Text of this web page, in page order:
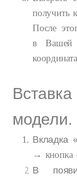
получить
После
в Вашей
модели.
Вкладка
→ кнопка
В